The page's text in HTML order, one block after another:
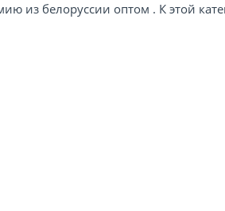
из белоруссии оптом . К этой